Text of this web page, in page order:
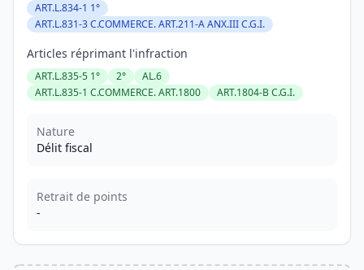
ART.L.834-1 1°
ART.L.831-3 C.COMMERCE. ART.211-A ANX.III C.G.I.
Articles réprimant l'infraction
ART.L.835-5 1° 2°
AL.6
ART.L.835-1 C.COMMERCE. ART.1800
ART.1804-B C.G.I.
Nature
Délit fiscal
Retrait de points
-